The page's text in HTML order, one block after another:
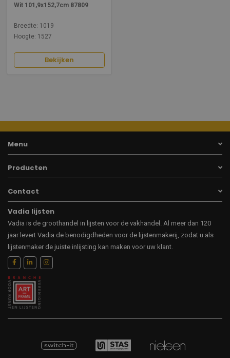
Wit 101,9x152,7cm 87809
Breedte: 1019
Hoogte: 1527
Bekijken
Menu
Producten
Contact
Vadia lijsten
Vadia is de groothandel in lijsten voor de vakhandel. Al meer dan 120
jaar levert Vadia de benodigdheden voor de lijstenmakerij, zodat u als
lijstenmaker de juiste inlijsting kan maken voor uw klant.